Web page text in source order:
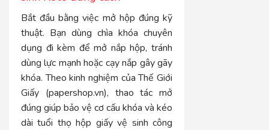
Bắt đầu bằng việc mở hộp đúng kỹ
thuật. Bạn dùng chìa khóa chuyên
dụng đi kèm để mở nắp hộp, tránh
dùng lực mạnh hoặc cạy nắp gây gãy
khóa. Theo kinh nghiệm của Thế Giới
Giấy (papershop.vn), thao tác mở
đúng giúp bảo vệ cơ cấu khóa và kéo
dài tuổi thọ hộp giấy vệ sinh công